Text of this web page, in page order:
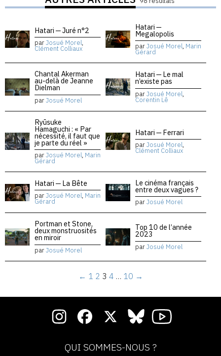
Hatari — Juré n°2
parJosué Morel,
Clément Colliaux
Hatari —
Megalopolis
parJosué Morel, Marin
Gérard
Chantal Akerman
au-delà de Jeanne
Dielman
parJosué Morel
Hatari — Le mal
n’existe pas
parJosué Morel,
Corentin Lê
Ryūsuke
Hamaguchi : « Par
nécessité, il faut que
je parte du réel »
parJosué Morel, Marin
Gérard
Hatari — Ferrari
parJosué Morel,
Clément Colliaux
Hatari — La Bête
parJosué Morel, Marin
Gérard
Le cinéma français
entre deux vagues ?
parJosué Morel
Portman et Stone,
deux monstruosités
en miroir
parJosué Morel
Top 10 de l’année
2023
parJosué Morel
← 1 2 3 4 … 10 →
QUI SOMMES-NOUS ?